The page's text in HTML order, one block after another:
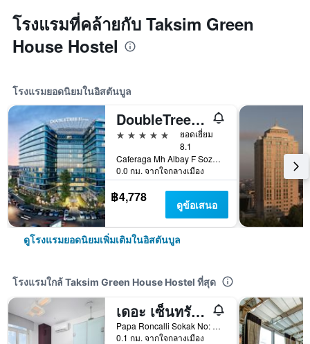
โรงแรมที่คล้ายกับ Taksim Green
House Hostel
โรงแรมยอดนิยมในอิสตันบูล
DoubleTree by Hilton Istanbul - Moda
5 ดาว
ยอดเยี่ยม
8.1
Caferaga Mh Albay F Sozdener Cd 31, อิสตันบูล, ตุรเคีย
0.0 กม. จากใจกลางเมือง
฿4,778 ดูข้อเสนอ
ดูโรงแรมยอดนิยมเพิ่มเติมในอิสตันบูล
โรงแรมใกล้ Taksim Green House Hostel ที่สุด
เดอะ เซ็นทรัล เฮาส์ อิสตันบูล ทักซิม
Papa Roncalli Sokak No: 34, อิสตันบูล, ตุรเคีย
0.1 กม. จากใจกลางเมือง